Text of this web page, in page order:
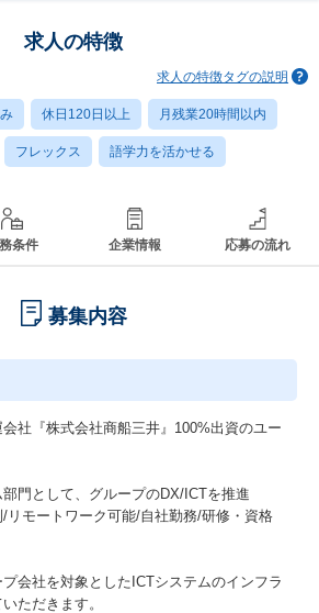
求人の特徴
求人の特徴タグの説明
休日120日以上 月残業20時間以内
フレックス 語学力を活かせる
条件 企業情報 応募の流れ
募集内容
会社『株式会社商船三井』100%出資のユー
門として、グループのDX/ICTを推進
モートワーク可能/自社勤務/研修・資格
会社を対象としたICTシステムのインフラ
ただきます。